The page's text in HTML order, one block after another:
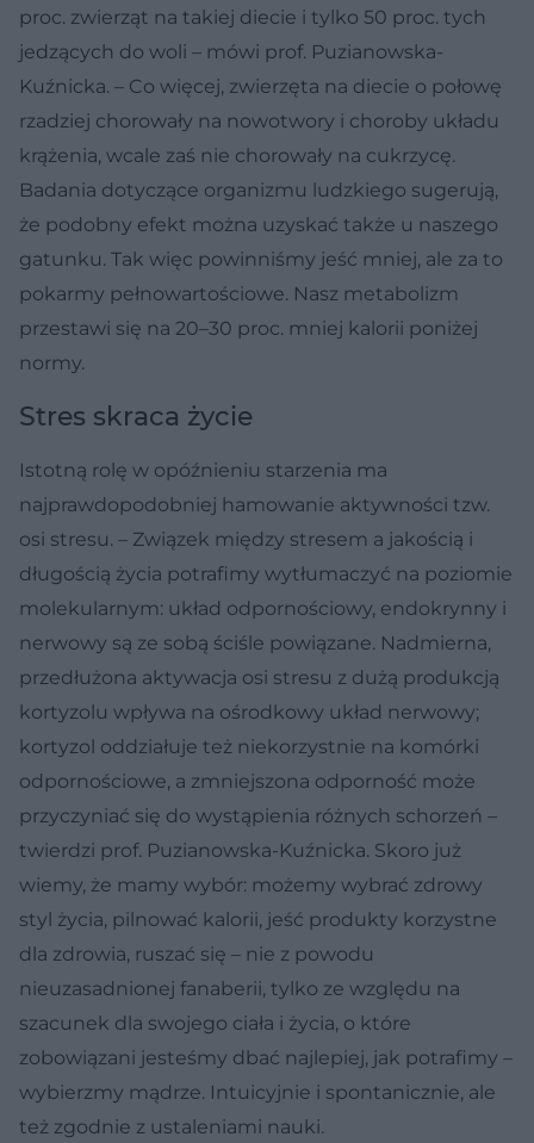
proc. zwierząt na takiej diecie i tylko 50 proc. tych
jedzących do woli – mówi prof. Puzianowska-
Kuźnicka. – Co więcej, zwierzęta na diecie o połowę
rzadziej chorowały na nowotwory i choroby układu
krążenia, wcale zaś nie chorowały na cukrzycę.
Badania dotyczące organizmu ludzkiego sugerują,
że podobny efekt można uzyskać także u naszego
gatunku. Tak więc powinniśmy jeść mniej, ale za to
pokarmy pełnowartościowe. Nasz metabolizm
przestawi się na 20–30 proc. mniej kalorii poniżej
normy.
Stres skraca życie
Istotną rolę w opóźnieniu starzenia ma
najprawdopodobniej hamowanie aktywności tzw.
osi stresu. – Związek między stresem a jakością i
długością życia potrafimy wytłumaczyć na poziomie
molekularnym: układ odpornościowy, endokrynny i
nerwowy są ze sobą ściśle powiązane. Nadmierna,
przedłużona aktywacja osi stresu z dużą produkcją
kortyzolu wpływa na ośrodkowy układ nerwowy;
kortyzol oddziałuje też niekorzystnie na komórki
odpornościowe, a zmniejszona odporność może
przyczyniać się do wystąpienia różnych schorzeń –
twierdzi prof. Puzianowska-Kuźnicka. Skoro już
wiemy, że mamy wybór: możemy wybrać zdrowy
styl życia, pilnować kalorii, jeść produkty korzystne
dla zdrowia, ruszać się – nie z powodu
nieuzasadnionej fanaberii, tylko ze względu na
szacunek dla swojego ciała i życia, o które
zobowiązani jesteśmy dbać najlepiej, jak potrafimy –
wybierzmy mądrze. Intuicyjnie i spontanicznie, ale
też zgodnie z ustaleniami nauki.